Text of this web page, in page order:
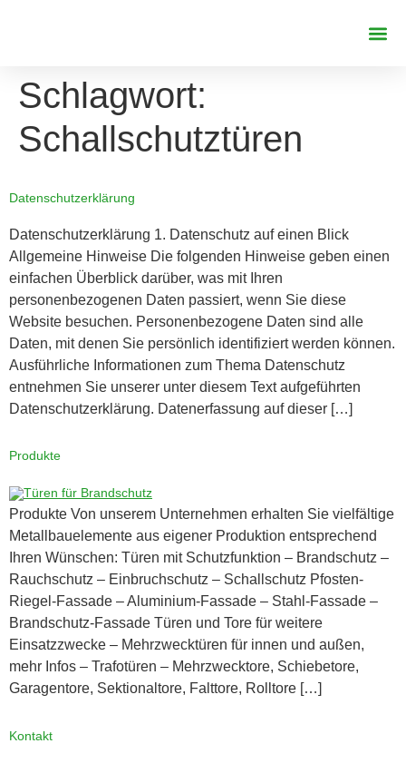
Schlagwort:
Schallschutztüren
Datenschutzerklärung
Datenschutz­erklärung 1. Datenschutz auf einen Blick
Allgemeine Hinweise Die folgenden Hinweise geben einen
einfachen Überblick darüber, was mit Ihren
personenbezogenen Daten passiert, wenn Sie diese
Website besuchen. Personenbezogene Daten sind alle
Daten, mit denen Sie persönlich identifiziert werden können.
Ausführliche Informationen zum Thema Datenschutz
entnehmen Sie unserer unter diesem Text aufgeführten
Datenschutzerklärung. Datenerfassung auf dieser […]
Produkte
Produkte Von unserem Unternehmen erhalten Sie vielfältige
Metallbauelemente aus eigener Produktion entsprechend
Ihren Wünschen: Türen mit Schutzfunktion – Brandschutz –
Rauchschutz – Einbruchschutz – Schallschutz Pfosten-
Riegel-Fassade – Aluminium-Fassade – Stahl-Fassade –
Brandschutz-Fassade Türen und Tore für weitere
Einsatzzwecke – Mehrzwecktüren für innen und außen,
mehr Infos – Trafotüren – Mehrzwecktore, Schiebetore,
Garagentore, Sektionaltore, Falttore, Rolltore […]
Kontakt